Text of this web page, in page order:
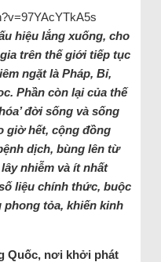
hiệu lắng xuống, cho
trên thế giới tiếp tục
ngặt là Pháp, Bỉ,
Phần còn lại của thế
đời sống và sống
giờ hết, cộng đồng
dịch, bùng lên từ
nhiễm và ít nhất
liệu chính thức, buộc
tỏa, khiến kinh
Quốc, nơi khởi phát